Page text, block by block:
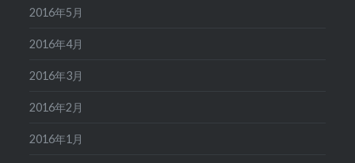
2016年5月
2016年4月
2016年3月
2016年2月
2016年1月